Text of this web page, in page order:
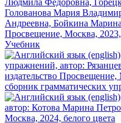
Учебник
сборник грамматических